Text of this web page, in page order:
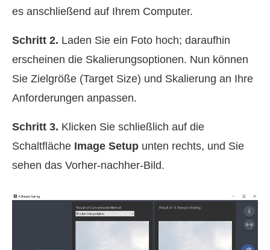
es anschließend auf Ihrem Computer.
Schritt 2. Laden Sie ein Foto hoch; daraufhin
erscheinen die Skalierungsoptionen. Nun können
Sie Zielgröße (Target Size) und Skalierung an Ihre
Anforderungen anpassen.
Schritt 3. Klicken Sie schließlich auf die
Schaltfläche Image Setup unten rechts, und Sie
sehen das Vorher-nachher-Bild.